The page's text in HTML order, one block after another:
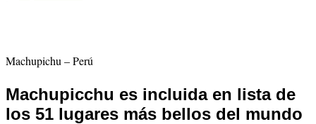
Machupichu – Perú
Machupicchu es incluida en lista de
los 51 lugares más bellos del mundo